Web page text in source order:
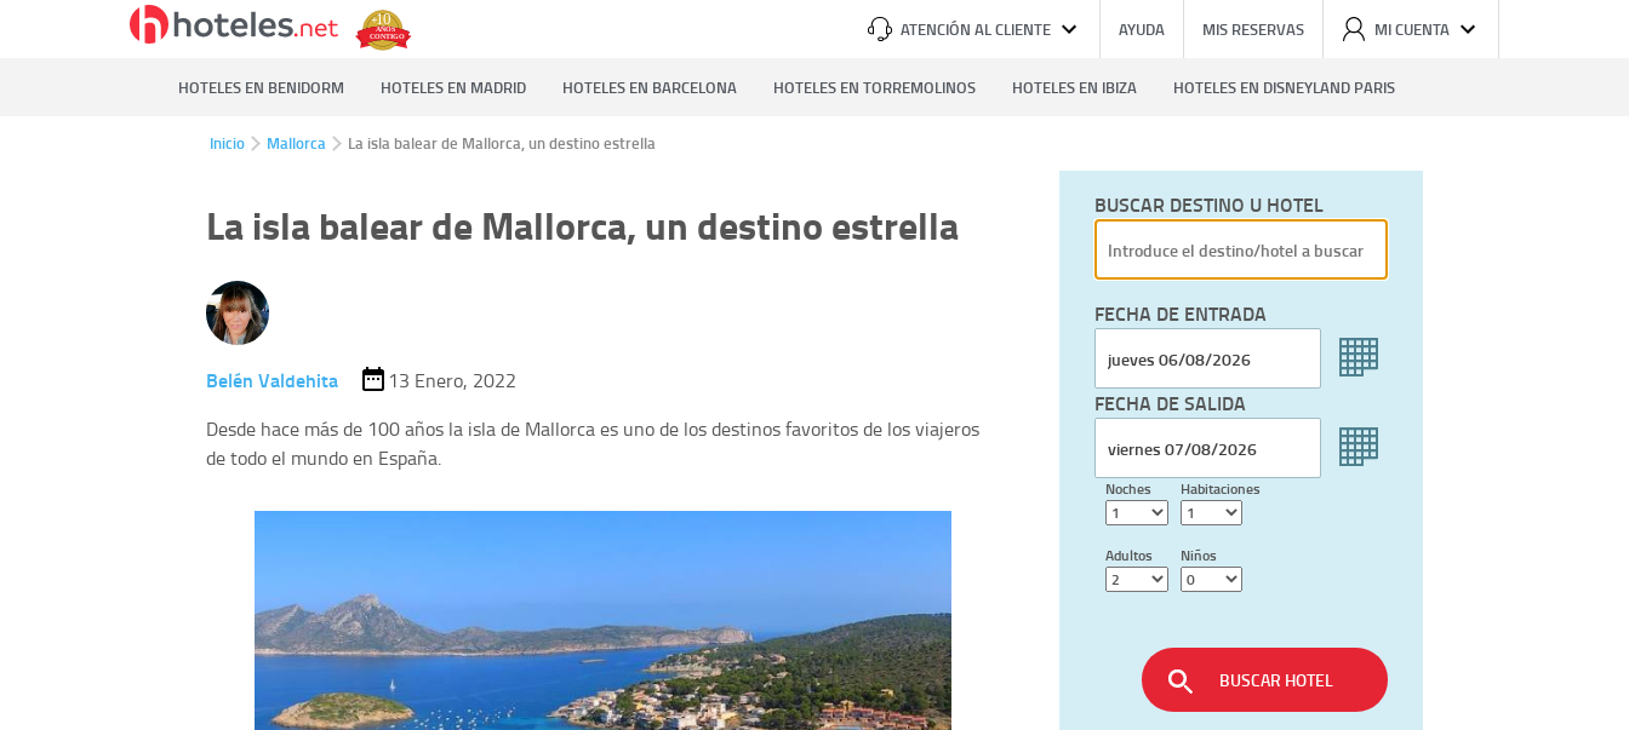
ATENCIÓN AL CLIENTE AYUDA MIS RESERVAS MI CUENTA
HOTELES EN BENIDORM HOTELES EN MADRID HOTELES EN BARCELONA HOTELES EN TORREMOLINOS HOTELES EN IBIZA HOTELES EN DISNEYLAND PARIS
Inicio Mallorca La isla balear de Mallorca, un destino estrella
La isla balear de Mallorca, un destino estrella
Belén Valdehita
13 Enero, 2022
Desde hace más de 100 años la isla de Mallorca es uno de los destinos favoritos de los viajeros
de todo el mundo en España.
BUSCAR DESTINO U HOTEL
FECHA DE ENTRADA
FECHA DE SALIDA
Noches Habitaciones
Adultos Niños
BUSCAR HOTEL